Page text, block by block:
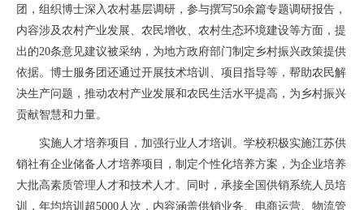
团，组织博士深入农村基层调研，参与撰写50余篇专题调研报告，
内容涉及农村产业发展、农民增收、农村生态环境建设等方面，提
出的20条意见建议被采纳，为地方政府部门制定乡村振兴政策提供
依据。博士服务团还通过开展技术培训、项目指导等，帮助农民解
决生产问题，推动农村产业发展和农民生活水平提高，为乡村振兴
贡献智慧和力量。
实施人才培养项目，加强行业人才培训。学校积极实施江苏供
销社有企业储备人才培养项目，制定个性化培养方案，为企业培养
大批高素质管理人才和技术人才。同时，承接全国供销系统人员培
训，年均培训超5000人次，内容涵盖供销业务、电商运营、物流管